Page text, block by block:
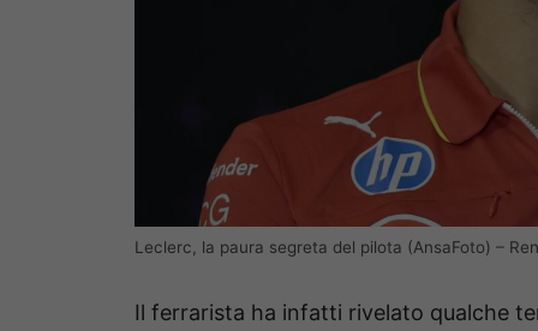
Leclerc, la paura segreta del pilota (AnsaFoto) –
Il ferrarista ha infatti rivelato qualche